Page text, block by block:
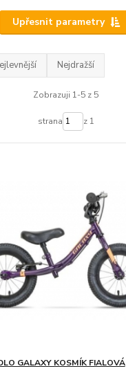
Upřesnit parametry
Nejdražší
Zobrazuji 1-5 z 5
strana z 1
GALAXY KOSMÍK FIALOVÁ